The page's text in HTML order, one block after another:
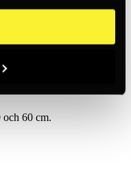
självlåsande knutar.
vilket ger enastående
Med Technora-
upprepade vikningar och
av en värmekrympbar
och 60 cm.